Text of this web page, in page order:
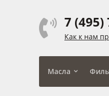
7 (495)
Как к нам
Масла